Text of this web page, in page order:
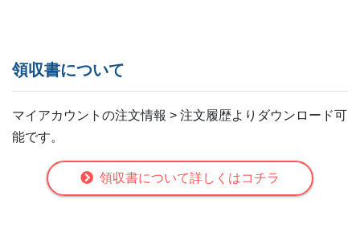
領収書について
マイアカウントの注文情報 > 注文履歴よりダウンロード可
能です。
領収書について詳しくはコチラ